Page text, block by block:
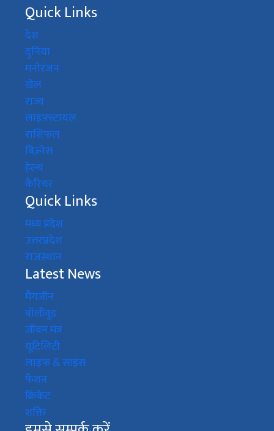
Quick Links
देश
दुनिया
मनोरंजन
खेल
राज्य
लाइफ़्स्टायल
राशिफल
बिज़्नेस
हेल्थ
कैरियर
Quick Links
मध्य प्रदेश
उत्तरप्रदेश
राजस्थान
Latest News
मैगजीन
बॉलीवुड
जीवन मंत्र
यूटिलिटी
लाइफ & साइंस
फैशन
क्रिकेट
शक्ति